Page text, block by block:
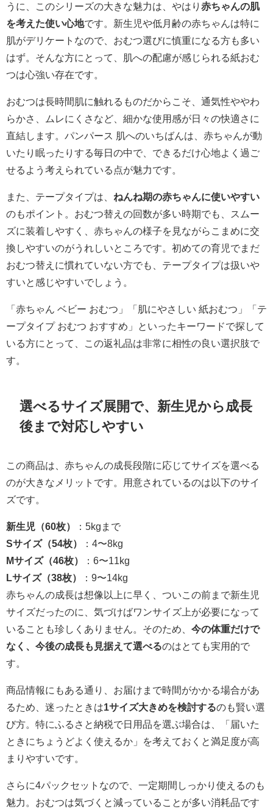
うに、このシリーズの大きな魅力は、やはり 赤ちゃんの肌
を考えた使い心地です。新生児や低月齢の赤ちゃんは特に
肌がデリケートなので、おむつ選びに慎重になる方も多い
はず。そんな方にとって、肌への配慮が感じられる紙おむ
つは心強い存在です。
おむつは長時間肌に触れるものだからこそ、通気性ややわ
らかさ、ムレにくさなど、細かな使用感が日々の快適さに
直結します。パンパース 肌へのいちばんは、赤ちゃんが動
いたり眠ったりする毎日の中で、できるだけ心地よく過ご
せるよう考えられている点が魅力です。
また、テープタイプは、 ねんね期の赤ちゃんに使いやすい
のもポイント。おむつ替えの回数が多い時期でも、スムー
ズに装着しやすく、赤ちゃんの様子を見ながらこまめに交
換しやすいのがうれしいところです。初めての育児でまだ
おむつ替えに慣れていない方でも、テープタイプは扱いや
すいと感じやすいでしょう。
「赤ちゃん ベビー おむつ」「肌にやさしい 紙おむつ」「テ
ープタイプ おむつ おすすめ」といったキーワードで探して
いる方にとって、この返礼品は非常に相性の良い選択肢で
す。
選べるサイズ展開で、新生児から成長
後まで対応しやすい
この商品は、赤ちゃんの成長段階に応じてサイズを選べる
のが大きなメリットです。用意されているのは以下のサイ
ズです。
新生児（60枚）
：5kgまで
Sサイズ（54枚）
：4〜8kg
Mサイズ（46枚）
：6〜11kg
Lサイズ（38枚）
：9〜14kg
赤ちゃんの成長は想像以上に早く、ついこの前まで新生児
サイズだったのに、気づけばワンサイズ上が必要になって
いることも珍しくありません。そのため、 今の体重だけで
なく、今後の成長も見据えて選べるのはとても実用的で
す。
商品情報にもある通り、お届けまで時間がかかる場合があ
るため、迷ったときは1サイズ大きめを検討するのも賢い選
び方。特にふるさと納税で日用品を選ぶ場合は、「届いた
ときにちょうどよく使えるか」を考えておくと満足度が高
まりやすいです。
さらに4パックセットなので、一定期間しっかり使えるのも
魅力。おむつは気づくと減っていることが多い消耗品です